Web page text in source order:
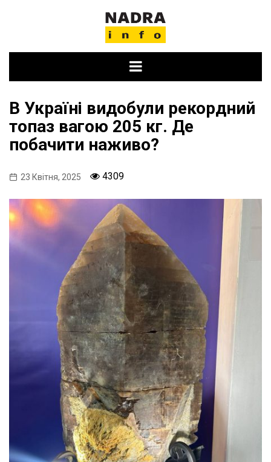
В Україні видобули рекордний
топаз вагою 205 кг. Де
побачити наживо?
23 Квітня, 2025 4309